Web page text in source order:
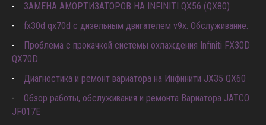
ЗАМЕНА АМОРТИЗАТОРОВ НА INFINITI QX56 (QX80)
fx30d qx70d с дизельным двигателем v9x. Обслуживание.
Проблема с прокачкой системы охлаждения Infiniti FX30D
QX70D
Диагностика и ремонт вариатора на Инфинити JX35 QX60
Обзор работы, обслуживания и ремонта Вариатора JATCO
JF017E